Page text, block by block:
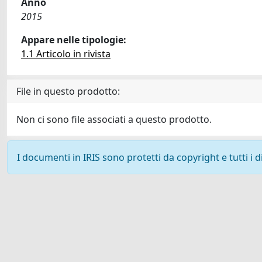
2015
Appare nelle tipologie:
1.1 Articolo in rivista
File in questo prodotto:
Non ci sono file associati a questo prodotto.
I documenti in IRIS sono protetti da copyright e tutti i